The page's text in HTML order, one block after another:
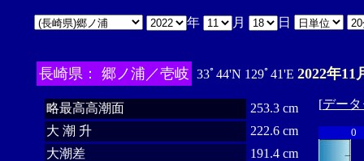
年 月 日
長崎県： 郷ノ浦／壱岐 33ﾟ44'N 129ﾟ41'E 2022年11
略最高高潮面
253.3 cm
大 潮 升
222.6 cm
大潮差
191.4 cm
[デー
0